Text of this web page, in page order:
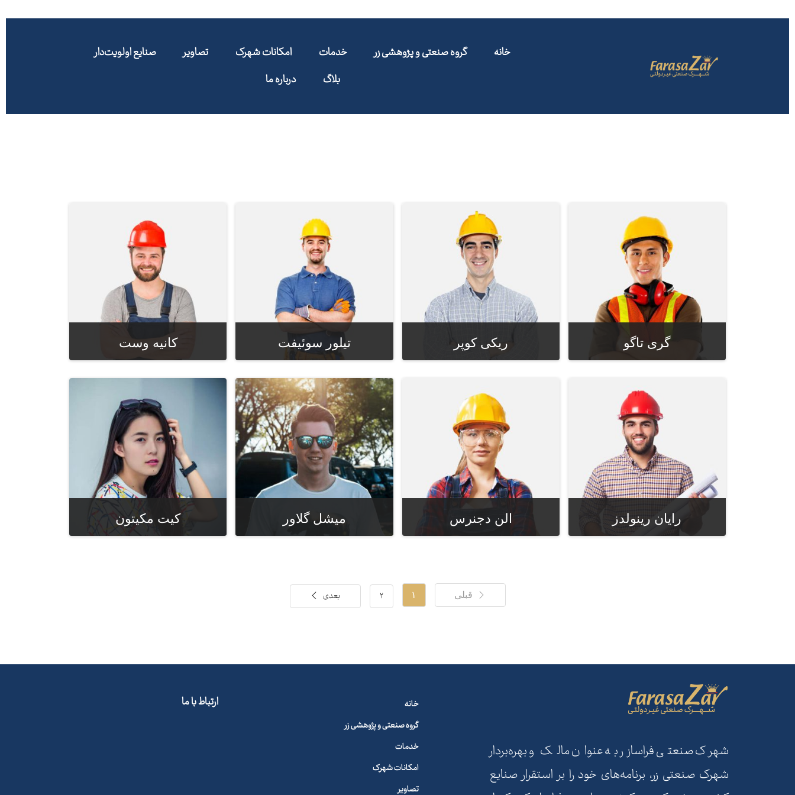
خانه گروه صنعتی و پژوهشی زر خدمات امکانات شهرک تصاویر
صنایع اولویت‌دار
بلاگ
درباره ما
گری تاگو ریکی کوپر تیلور سوئیفت کانیه وست
رایان رینولدز الن دجنرس میشل گلاور کیت مکیتون
قبلی ۱ ۲ بعدی
شهرک صنعتی فراسازر به عنوان مالک و بهره‌بردار
شهرک صنعتی زر، برنامه‌های خود را بر استقرار صنایع
خانه
گروه صنعتی و پژوهشی زر
خدمات
امکانات شهرک
تصاویر
ارتباط با ما